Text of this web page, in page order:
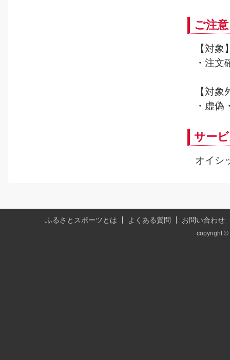
ご注意
【対象
・注
【対象
・虚
サー
オイシ
ふるさとスポーツとは よくある質問 お問い合わせ
copyright ©